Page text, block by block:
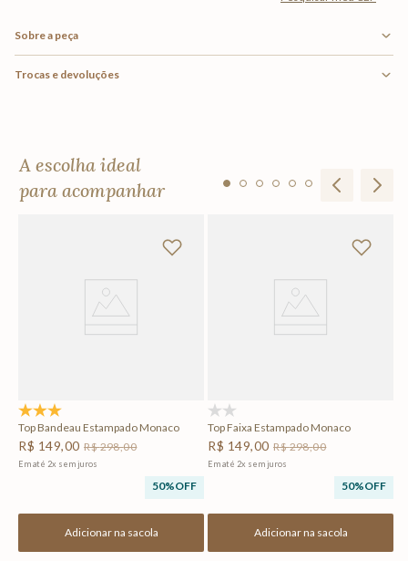
Sobre a peça
Trocas e devoluções
A escolha ideal
para acompanhar
Top Bandeau Estampado Monaco
R$ 149,00 R$298,00
Em até 2x sem juros
50%OFF
Adicionar na sacola
Top Faixa Estampado Monaco
R$ 149,00 R$298,00
Em até 2x sem juros
50%OFF
Adicionar na sacola